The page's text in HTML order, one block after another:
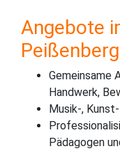
Angebote
Gemeinsame
Handwerk,
Musik-,
Pädagogen